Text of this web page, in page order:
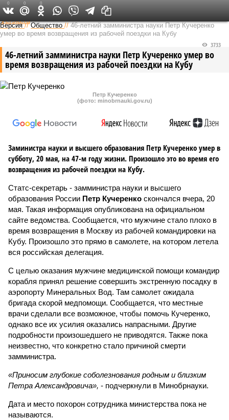
Федеральный выпуск
Версия //Общество //46-летний замминистра науки Петр Кучеренко
умер во время возвращения из рабочей поездки на Кубу
46-летний замминистра науки Петр Кучеренко умер во
время возвращения из рабочей поездки на Кубу
3733
Петр Кучеренко
(фото: minobrnauki.gov.ru)
Заминистра науки и высшего образования Петр Кучеренко умер в
субботу, 20 мая, на 47-м году жизни. Произошло это во время его
возвращения из рабочей поездки на Кубу.
Статс-секретарь - замминистра науки и высшего
образования России Петр Кучеренко скончался вчера, 20
мая. Такая информация опубликована на официальном
сайте ведомства. Сообщается, что мужчине стало плохо в
время возвращения в Москву из рабочей командировки на
Кубу. Произошло это прямо в самолете, на котором летела
вся российская делегация.
С целью оказания мужчине медицинской помощи командир
корабля принял решение совершить экстренную посадку в
аэропорту Минеральных Вод. Там самолет ожидала
бригада скорой медпомощи. Сообщается, что местные
врачи сделали все возможное, чтобы помочь Кучеренко,
однако все их усилия оказались напрасными. Другие
подробности произошедшего не приводятся. Также пока
неизвестно, что конкретно стало причиной смерти
замминистра.
«Приносим глубокие соболезнования родным и близким
Петра Александровича», - подчеркнули в Минобрнауки.
Дата и место похорон сотрудника министерства пока не
называются.
0 0 0